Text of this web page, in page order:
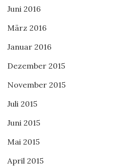
Juni 2016
März 2016
Januar 2016
Dezember 2015
November 2015
Juli 2015
Juni 2015
Mai 2015
April 2015